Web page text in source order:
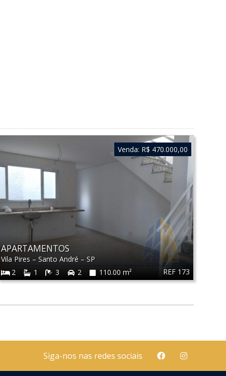
REF 173
APARTAMENTOS
Vila Pires – Santo André – SP
2
1 3 2 110.00 m²
Venda: R$ 470.000,00
Siga-nos nas redes sociais